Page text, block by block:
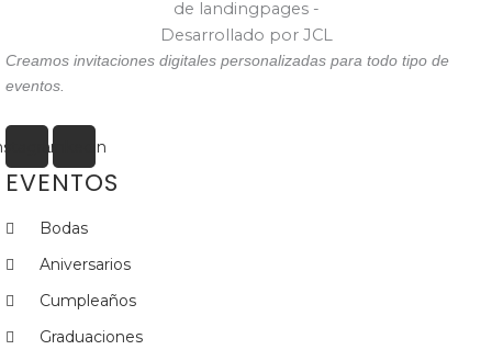
Creamos invitaciones digitales personalizadas para todo tipo de
eventos.
Linkedin
EVENTOS
Bodas
Aniversarios
Cumpleaños
Graduaciones